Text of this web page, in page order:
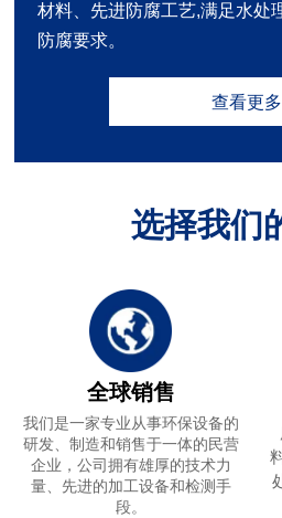
材料、先进防腐工艺,满足水处
防腐要求。
查看更多
选择我们
全球销售
我们是一家专业从事环保设备的
研发、制造和销售于一体的民营
企业，公司拥有雄厚的技术力
量、先进的加工设备和检测手
段。